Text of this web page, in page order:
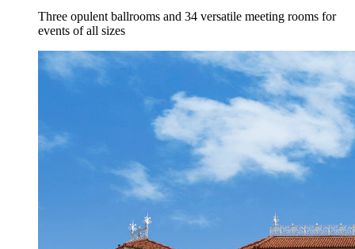
Three opulent ballrooms and 34 versatile meeting rooms for
events of all sizes